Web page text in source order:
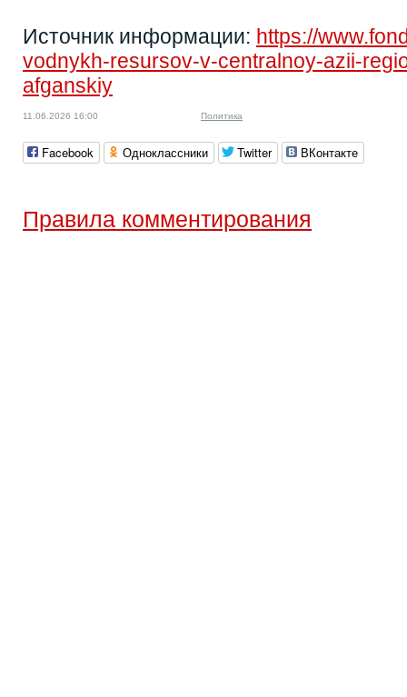
Источник информации: https://
vodnykh-resursov-v-centralnoy-azii-
afganskiy
11.06.2026 16:00 Политика
Facebook Одноклассники Twitter ВКонтакте
Правила комментирования